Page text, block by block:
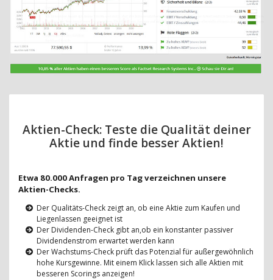
Aktien-Check: Teste die Qualität deiner
Aktie und finde besser Aktien!
Etwa 80.000 Anfragen pro Tag verzeichnen unsere
Aktien-Checks.
Der Qualitäts-Check zeigt an, ob eine Aktie zum Kaufen und
Liegenlassen geeignet ist
Der Dividenden-Check gibt an,ob ein konstanter passiver
Dividendenstrom erwartet werden kann
Der Wachstums-Check prüft das Potenzial für außergewöhnlich
hohe Kursgewinne. Mit einem Klick lassen sich alle Aktien mit
besseren Scorings anzeigen!